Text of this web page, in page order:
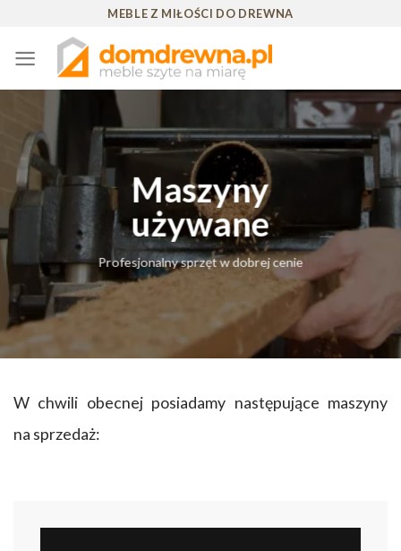
content
MEBLE Z MIŁOŚCI DO DREWNA
Maszyny
używane
Profesjonalny sprzęt w dobrej cenie
W chwili obecnej posiadamy następujące maszyny
na sprzedaż: